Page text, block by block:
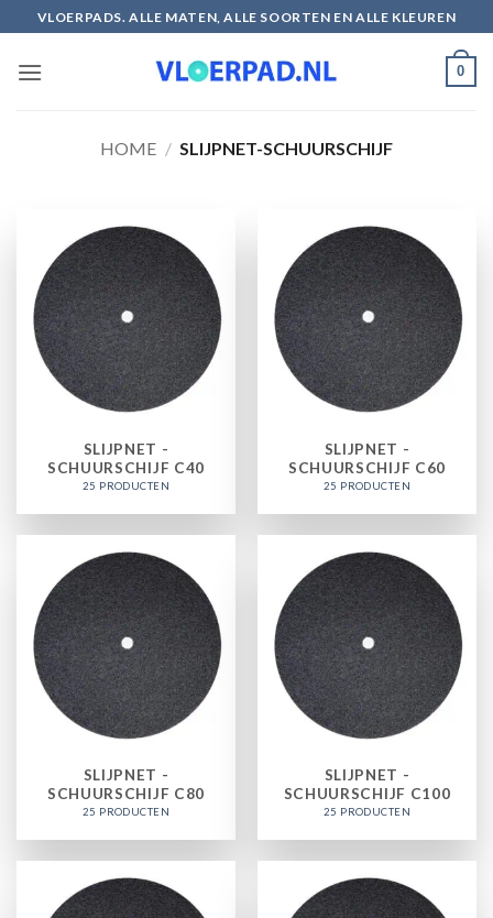
naar
inhoud
VLOERPADS. ALLE MATEN, ALLE SOORTEN EN ALLE KLEUREN
0
HOME / SLIJPNET-SCHUURSCHIJF
SLIJPNET -
SCHUURSCHIJF C40
25 PRODUCTEN
SLIJPNET -
SCHUURSCHIJF C60
25 PRODUCTEN
SLIJPNET -
SCHUURSCHIJF C80
25 PRODUCTEN
SLIJPNET -
SCHUURSCHIJF C100
25 PRODUCTEN